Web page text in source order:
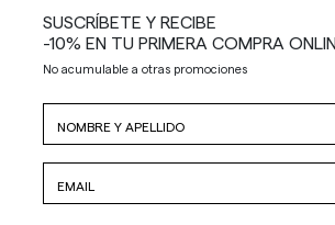
SUSCRÍBETE Y RECIBE
-10% EN TU PRIMERA COMPRA
No acumulable a otras promociones